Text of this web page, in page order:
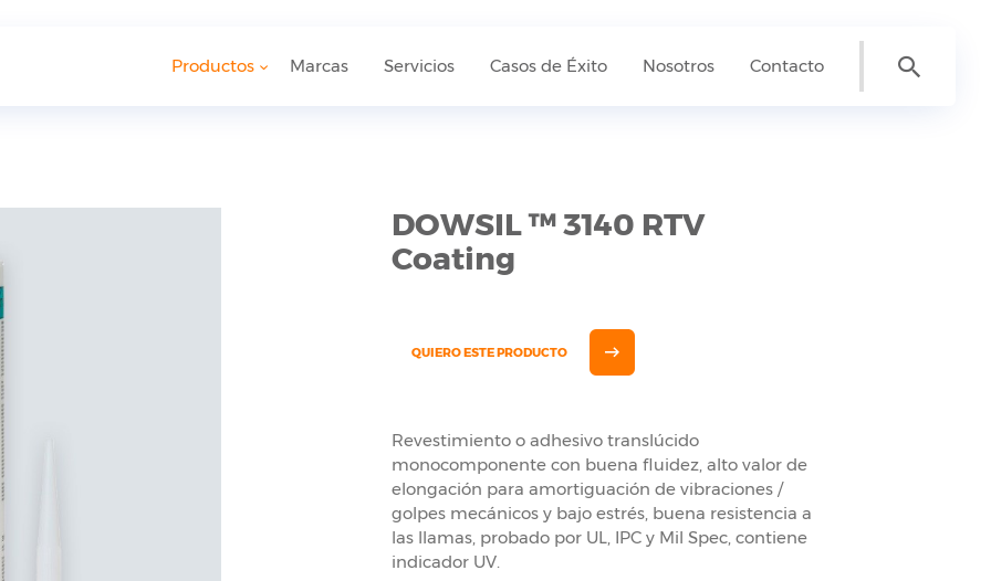
Productos Marcas Servicios Casos de Éxito Nosotros Contacto
DOWSIL ™ 3140 RTV
Coating
QUIERO ESTE PRODUCTO
Revestimiento o adhesivo translúcido
monocomponente con buena fluidez, alto valor de
elongación para amortiguación de vibraciones /
golpes mecánicos y bajo estrés, buena resistencia a
las llamas, probado por UL, IPC y Mil Spec, contiene
indicador UV.